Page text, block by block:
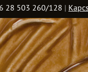
28 503 260/128